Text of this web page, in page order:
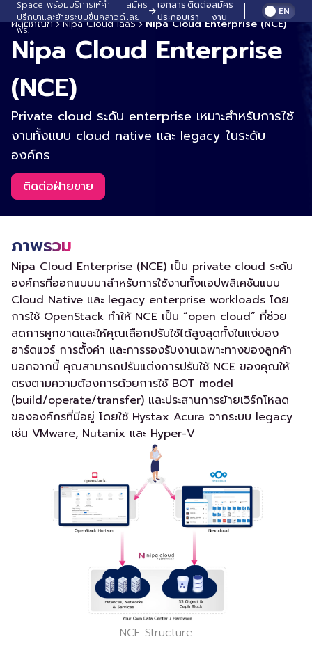
Space พร้อมบริการให้คำ
ปรึกษาและย้ายระบบขึ้นคลาวด์
ฟรี!
สมัคร
เลย
เอกสาร
ประกอบ
ติดต่อ
เรา
สมัคร
งาน
EN
ผลิตภัณฑ์ Nipa Cloud IaaS Nipa Cloud Enterprise (NCE)
Nipa Cloud Enterprise
(NCE)
Private cloud ระดับ enterprise เหมาะสำหรับการใช้
งานทั้งแบบ cloud native และ legacy ในระดับ
องค์กร
ติดต่อฝ่ายขาย
ภาพรวม
Nipa Cloud Enterprise (NCE) เป็น private cloud ระดับ
องค์กรที่ออกแบบมาสำหรับการใช้งานทั้งแอปพลิเคชันแบบ
Cloud Native และ legacy enterprise workloads โดย
การใช้ OpenStack ทำให้ NCE เป็น “open cloud” ที่ช่วย
ลดการผูกขาดและให้คุณเลือกปรับใช้ได้สูงสุดทั้งในแง่ของ
ฮาร์ดแวร์ การตั้งค่า และการรองรับงานเฉพาะทางของลูกค้า
นอกจากนี้ คุณสามารถปรับแต่งการปรับใช้ NCE ของคุณให้
ตรงตามความต้องการด้วยการใช้ BOT model
(build/operate/transfer) และประสานการย้ายเวิร์กโหลด
ขององค์กรที่มีอยู่ โดยใช้ Hystax Acura จากระบบ legacy
เช่น VMware, Nutanix และ Hyper-V
NCE Structure